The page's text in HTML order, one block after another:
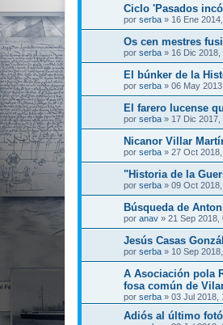
Ciclo 'Pasados
por serba » 16 Ene
Os cen mestres
por serba » 16 Dic 2018,
El búnker de la
por serba » 06 May
El farero lucense
por serba » 17 Dic 2017,
Nicanor Villar
por serba » 27 Oct
"Historia de la
por serba » 09 Oct
Búsqueda de
por anav » 21 Sep 2018,
Jesús Casas
por serba » 10 Sep
A Asociación pola
fosa común de
por serba » 03 Jul 2018,
Adiós al último